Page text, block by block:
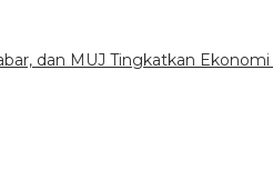
dan MUJ Tingkatkan